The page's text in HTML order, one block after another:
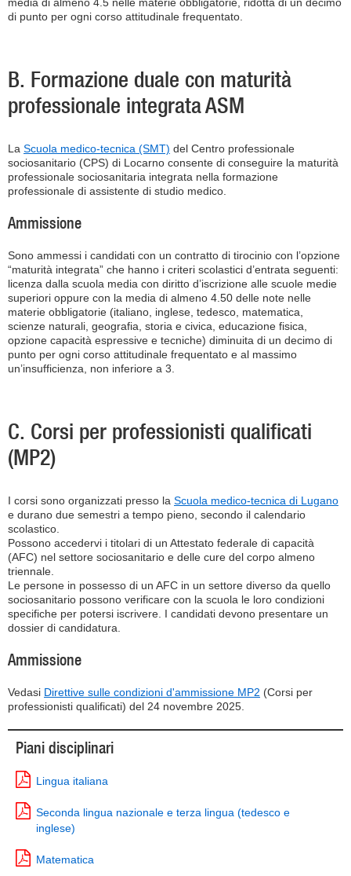
di punto per ogni corso attitudinale frequentato.
B. Formazione duale con maturità
professionale integrata ASM
La Scuola medico-tecnica (SMT) del Centro professionale
sociosanitario (CPS) di Locarno consente di conseguire la maturità
professionale sociosanitaria integrata nella formazione
professionale di assistente di studio medico.
Ammissione
Sono ammessi i candidati con un contratto di tirocinio con l’opzione
“maturità integrata” che hanno i criteri scolastici d’entrata seguenti:
licenza dalla scuola media con diritto d’iscrizione alle scuole medie
superiori oppure con la media di almeno 4.50 delle note nelle
materie obbligatorie (italiano, inglese, tedesco, matematica,
scienze naturali, geografia, storia e civica, educazione fisica,
opzione capacità espressive e tecniche) diminuita di un decimo di
punto per ogni corso attitudinale frequentato e al massimo
un’insufficienza, non inferiore a 3.
C. Corsi per professionisti qualificati
(MP2)
I corsi sono organizzati presso la Scuola medico-tecnica di Lugano
e durano due semestri a tempo pieno, secondo il calendario
scolastico.
Possono accedervi i titolari di un Attestato federale di capacità
(AFC) nel settore sociosanitario e delle cure del corpo almeno
triennale.
Le persone in possesso di un AFC in un settore diverso da quello
sociosanitario possono verificare con la scuola le loro condizioni
specifiche per potersi iscrivere. I candidati devono presentare un
dossier di candidatura.
Ammissione
Vedasi Direttive sulle condizioni d'ammissione MP2 (Corsi per
professionisti qualificati) del 24 novembre 2025.
Piani disciplinari
Lingua italiana
Seconda lingua nazionale e terza lingua (tedesco e
inglese)
Matematica